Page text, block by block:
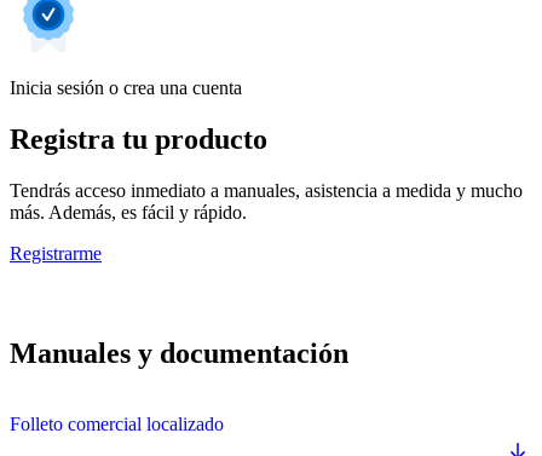
Inicia sesión o crea una cuenta
Registra tu producto
Tendrás acceso inmediato a manuales, asistencia a medida y mucho
más. Además, es fácil y rápido.
Registrarme
Manuales y documentación
Folleto comercial localizado